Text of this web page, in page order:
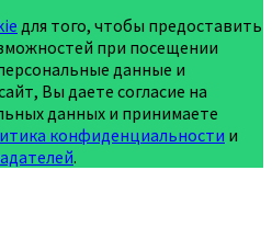
для того, чтобы предоставить
при посещении
данные и
Вы даете согласие на
данных и принимаете
конфиденциальности и
.